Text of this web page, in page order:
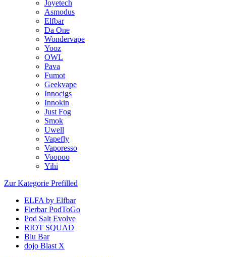
Joyetech
Asmodus
Elfbar
Da One
Wondervape
Yooz
OWL
Pava
Fumot
Geekvape
Innocigs
Innokin
Just Fog
Smok
Uwell
Vapefly
Vaporesso
Voopoo
Yihi
Zur Kategorie Prefilled
ELFA by Elfbar
Flerbar PodToGo
Pod Salt Evolve
RIOT SQUAD
Blu Bar
dojo Blast X